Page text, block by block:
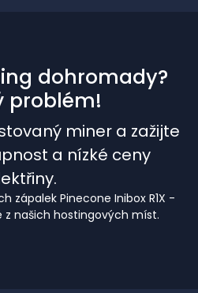
dohromady?
problém!
miner a zažijte
a nízké ceny
zápalek Pinecone Inibox R1X -
z našich hostingových míst.